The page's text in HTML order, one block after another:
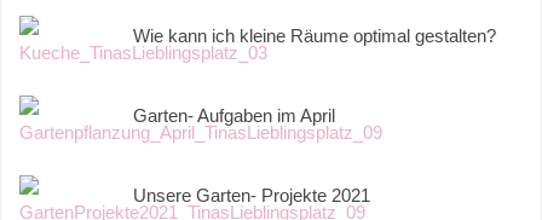
Wie kann ich kleine Räume optimal gestalten?
Garten- Aufgaben im April
Unsere Garten- Projekte 2021